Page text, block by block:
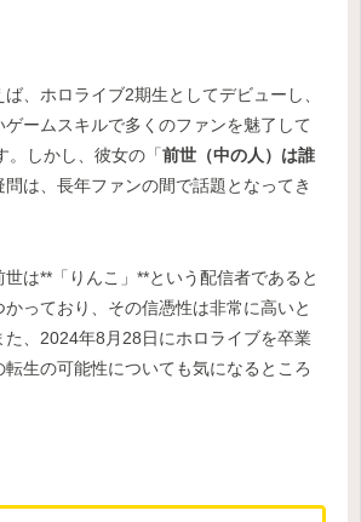
ば、ホロライブ2期生としてデビューし、
ームスキルで多くのファンを魅了して
。しかし、彼女の「前世（中の人）は誰
問は、長年ファンの間で話題となってき
は**「りんこ」**という配信者であると
っており、その信憑性は非常に高いと
た、2024年8月28日にホロライブを卒業
転生の可能性についても気になるところ